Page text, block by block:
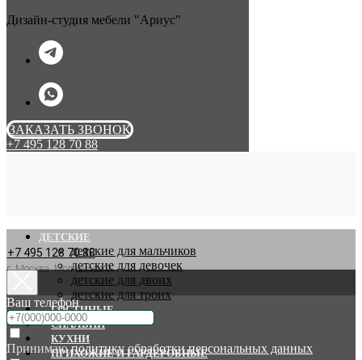
Дизайн-студия мебели "Ариус"
ЗАКАЗАТЬ ЗВОНОК
+7 495 128 70 88
+7 495 128 70 88
г. Москва, Молодцова 9
ДЕТСКИЕ
детские для мальчиков
детские для девочек
детские для двоих
детские для троих
ГОСТИНЫЕ
СПАЛЬНИ
КУХНИ
ПРИХОЖИЕ И ГАРДЕРОБНЫЕ
Ваш телефон
Принимаюполитику обработки персональных данных